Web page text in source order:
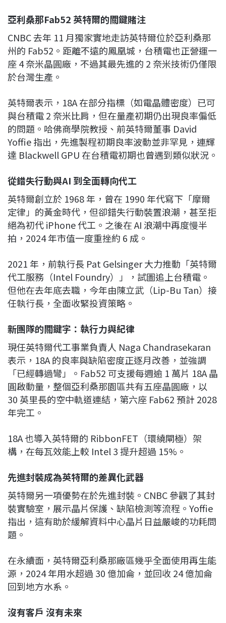
亞利桑那Fab52 英特爾的關鍵賭注
CNBC 去年 11 月獨家實地走訪英特爾位於亞利桑那
州的 Fab52。距離不遠的鳳凰城，台積電也正營運一
座 4 奈米晶圓廠，不過其最先進的 2 奈米技術仍僅限
於台灣生產。
英特爾表示，18A 在部分指標（如電晶體密度）已可
與台積電 2 奈米比肩，但在量產初期仍出現良率偏低
的問題。哈佛商學院教授、前英特爾董事 David
Yoffie 指出，先進製程初期良率波動並非罕見，連輝
達 Blackwell GPU 在台積電初期也曾遇到類似狀況。
從錯失行動與AI 到全面轉向代工
英特爾創立於 1968 年，曾在 1990 年代寫下「摩爾
定律」的黃金時代，但卻錯失行動裝置浪潮，甚至拒
絕為初代 iPhone 代工。之後在 AI 浪潮中再度慢半
拍，2024 年市值一度重挫約 6 成。
2021 年，前執行長 Pat Gelsinger 大力推動「英特爾
代工服務（Intel Foundry）」，試圖追上台積電。
但他在去年底去職，今年由陳立武（Lip-Bu Tan）接
任執行長，全面收緊投資策略。
新團隊的關鍵字：執行力與紀律
現任英特爾代工事業負責人 Naga Chandrasekaran
表示，18A 的良率與缺陷密度正逐月改善，並強調
「已經轉過彎」。Fab52 可支援每週逾 1 萬片 18A 晶
圓啟動量，整個亞利桑那園區共有五座晶圓廠，以
30 英里長的空中軌道連結，第六座 Fab62 預計 2028
年完工。
18A 也導入英特爾的 RibbonFET（環繞閘極）架
構，在每瓦效能上較 Intel 3 提升超過 15%。
先進封裝成為英特爾的差異化武器
英特爾另一項優勢在於先進封裝。CNBC 參觀了其封
裝實驗室，展示晶片保護、缺陷檢測等流程。Yoffie
指出，這有助於緩解資料中心晶片日益嚴峻的功耗問
題。
在永續面，英特爾亞利桑那廠區幾乎全面使用再生能
源，2024 年用水超過 30 億加侖，並回收 24 億加侖
回到地方水系。
沒有客戶 沒有未來